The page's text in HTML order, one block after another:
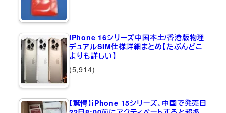
iPhone 16シリーズ中国本土/香港版物理
デュアルSIM仕様詳細まとめ【たぶんどこ
よりも詳しい】
(5,914)
【驚愕】iPhone 15シリーズ、中国で発売日